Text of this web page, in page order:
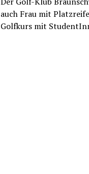
auch Frau mit
Golfkurs mit